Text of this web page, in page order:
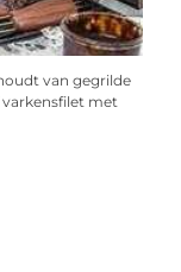
van gegrilde
varkensfilet met